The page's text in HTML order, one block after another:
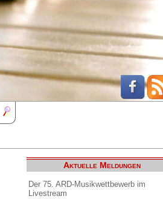
Aktuelle Meldungen
Der 75. ARD-Musikwettbewerb im
Livestream